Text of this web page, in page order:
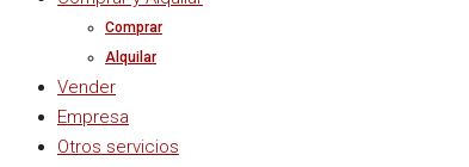
Comprar
Alquilar
Vender
Empresa
Otros servicios